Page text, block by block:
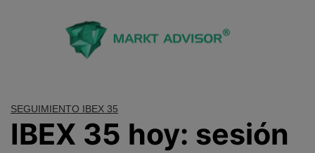
SEGUIMIENTO IBEX 35
IBEX 35 hoy: sesión